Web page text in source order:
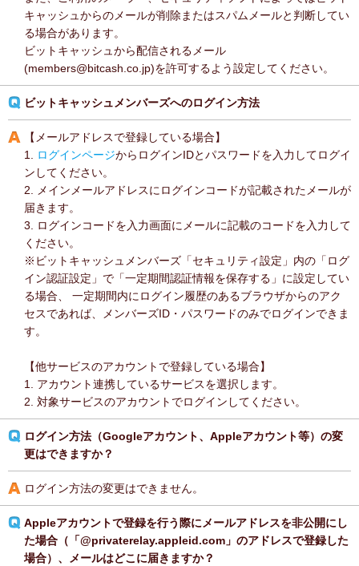
キャッシュからのメールが削除またはスパムメールと判断してい
る場合があります。
ビットキャッシュから配信されるメール
(members@bitcash.co.jp)を許可するよう設定してください。
ビットキャッシュメンバーズへのログイン方法
【メールアドレスで登録している場合】
1.
ログインページからログインIDとパスワードを入力してログイ
ンしてください。
2. メインメールアドレスにログインコードが記載されたメールが
届きます。
3. ログインコードを入力画面にメールに記載のコードを入力して
ください。
※ビットキャッシュメンバーズ「セキュリティ設定」内の「ログ
イン認証設定」で「一定期間認証情報を保存する」に設定してい
る場合、 一定期間内にログイン履歴のあるブラウザからのアク
セスであれば、メンバーズID・パスワードのみでログインできま
す。
【他サービスのアカウントで登録している場合】
1. アカウント連携しているサービスを選択します。
2. 対象サービスのアカウントでログインしてください。
ログイン方法（Googleアカウント、Appleアカウント等）の変
更はできますか？
ログイン方法の変更はできません。
Appleアカウントで登録を行う際にメールアドレスを非公開にし
た場合（「@privaterelay.appleid.com」のアドレスで登録した
場合）、メールはどこに届きますか？